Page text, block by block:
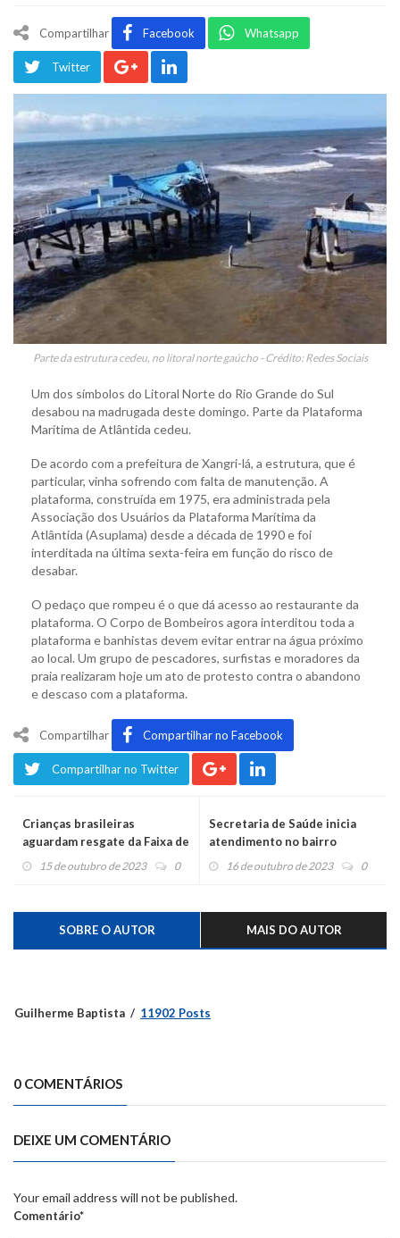
Compartilhar Facebook Whatsapp
Twitter
Parte da estrutura cedeu, no litoral norte gaúcho - Crédito: Redes Sociais
Um dos símbolos do Litoral Norte do Rio Grande do Sul
desabou na madrugada deste domingo. Parte da Plataforma
Marítima de Atlântida cedeu.
De acordo com a prefeitura de Xangri-lá, a estrutura, que é
particular, vinha sofrendo com falta de manutenção. A
plataforma, construída em 1975, era administrada pela
Associação dos Usuários da Plataforma Marítima da
Atlântida (Asuplama) desde a década de 1990 e foi
interditada na última sexta-feira em função do risco de
desabar.
O pedaço que rompeu é o que dá acesso ao restaurante da
plataforma. O Corpo de Bombeiros agora interditou toda a
plataforma e banhistas devem evitar entrar na água próximo
ao local. Um grupo de pescadores, surfistas e moradores da
praia realizaram hoje um ato de protesto contra o abandono
e descaso com a plataforma.
Compartilhar Compartilhar no Facebook
Compartilhar no Twitter
Crianças brasileiras
aguardam resgate da Faixa de
Gaza15 de outubro de 2023 0
Secretaria de Saúde inicia
atendimento no bairro
Quilombo
16 de outubro de 2023 0
SOBRE O AUTOR MAIS DO AUTOR
Guilherme Baptista 11902 Posts
0 COMENTÁRIOS
DEIXE UM COMENTÁRIO
Your email address will not be published.
Comentário*